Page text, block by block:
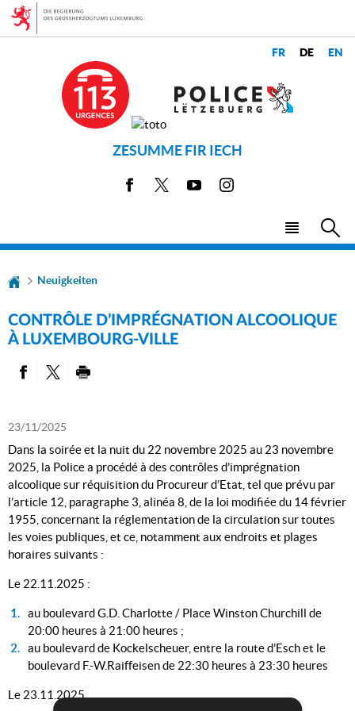
Zur
Navigation
Zum
Inhalt
ZESUMME FIR IECH
Facebook YoutubeInstagram
Haupt-
Neuigkeiten
CONTRÔLE D’IMPRÉGNATION ALCOOLIQUE
À LUXEMBOURG-VILLE
23/11/2025
Dans la soirée et la nuit du 22 novembre 2025 au 23 novembre
2025, la Police a procédé à des contrôles d’imprégnation
alcoolique sur réquisition du Procureur d’Etat, tel que prévu par
l’article 12, paragraphe 3, alinéa 8, de la loi modifiée du 14 février
1955, concernant la réglementation de la circulation sur toutes
les voies publiques, et ce, notamment aux endroits et plages
horaires suivants :
Le 22.11.2025 :
au boulevard G.D. Charlotte / Place Winston Churchill de
20:00 heures à 21:00 heures ;
au boulevard de Kockelscheuer, entre la route d’Esch et le
boulevard F.-W.Raiffeisen de 22:30 heures à 23:30 heures
Le 23.11.2025